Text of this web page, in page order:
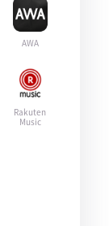
AWA
Rakuten
Music